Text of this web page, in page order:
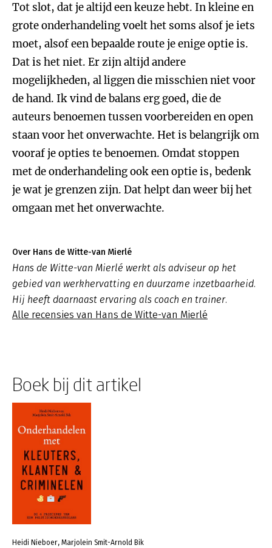
Tot slot, dat je altijd een keuze hebt. In kleine en
grote onderhandeling voelt het soms alsof je iets
moet, alsof een bepaalde route je enige optie is.
Dat is het niet. Er zijn altijd andere
mogelijkheden, al liggen die misschien niet voor
de hand. Ik vind de balans erg goed, die de
auteurs benoemen tussen voorbereiden en open
staan voor het onverwachte. Het is belangrijk om
vooraf je opties te benoemen. Omdat stoppen
met de onderhandeling ook een optie is, bedenk
je wat je grenzen zijn. Dat helpt dan weer bij het
omgaan met het onverwachte.
Over Hans de Witte-van Mierlé
Hans de Witte-van Mierlé werkt als adviseur op het
gebied van werkhervatting en duurzame inzetbaarheid.
Hij heeft daarnaast ervaring als coach en trainer.
Alle recensies van Hans de Witte-van Mierlé
Boek bij dit artikel
Heidi Nieboer, Marjolein Smit-Arnold Bik